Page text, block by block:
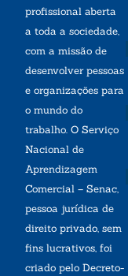
profissional aberta
a toda a sociedade,
com a missão de
desenvolver pessoas
e organizações para
o mundo do
trabalho. O Serviço
Nacional de
Aprendizagem
Comercial – Senac,
pessoa jurídica de
direito privado, sem
fins lucrativos, foi
criado pelo Decreto-